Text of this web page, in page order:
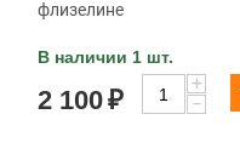
флизелине
В наличии 1 шт.
2 100₽
+
−